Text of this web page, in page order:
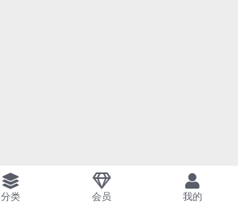
分类 会员 我的